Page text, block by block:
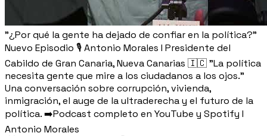
"¿Por qué la gente ha dejado de confiar en la política?"
Nuevo Episodio 🎙️ Antonio Morales I Presidente del
Cabildo de Gran Canaria, Nueva Canarias 🇮🇨 "La política
necesita gente que mire a los ciudadanos a los ojos."
Una conversación sobre corrupción, vivienda,
inmigración, el auge de la ultraderecha y el futuro de la
política. ➡️Podcast completo en YouTube y Spotify I
Antonio Morales